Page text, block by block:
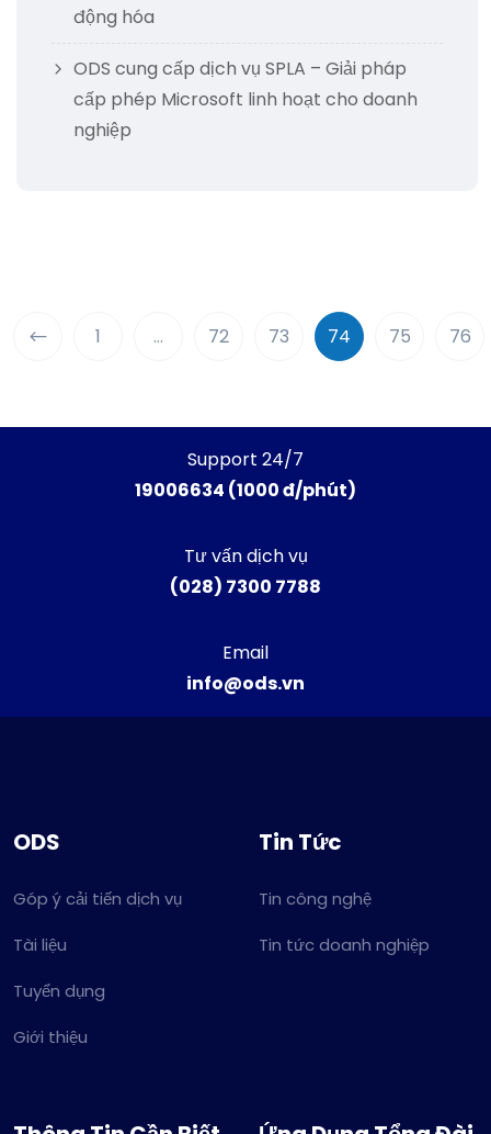
động hóa
ODS cung cấp dịch vụ SPLA – Giải pháp
cấp phép Microsoft linh hoạt cho doanh
nghiệp
1 … 72 73 74 75 76
Support 24/7
19006634 (1000 đ/phút)
Tư vấn dịch vụ
(028) 7300 7788
Email
info@ods.vn
ODS
Góp ý cải tiến dịch vụ
Tài liệu
Tuyển dụng
Giới thiệu
Tin Tức
Tin công nghệ
Tin tức doanh nghiệp